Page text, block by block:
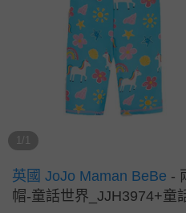
1/1
英國 JoJo Maman BeBe -
帽-童話世界_JJH3974+童